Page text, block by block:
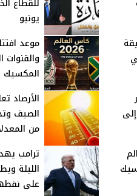
يونيو
والقنوات
المكسيك
الأرصاد
الصيف
من
ترامب
الليلة
على